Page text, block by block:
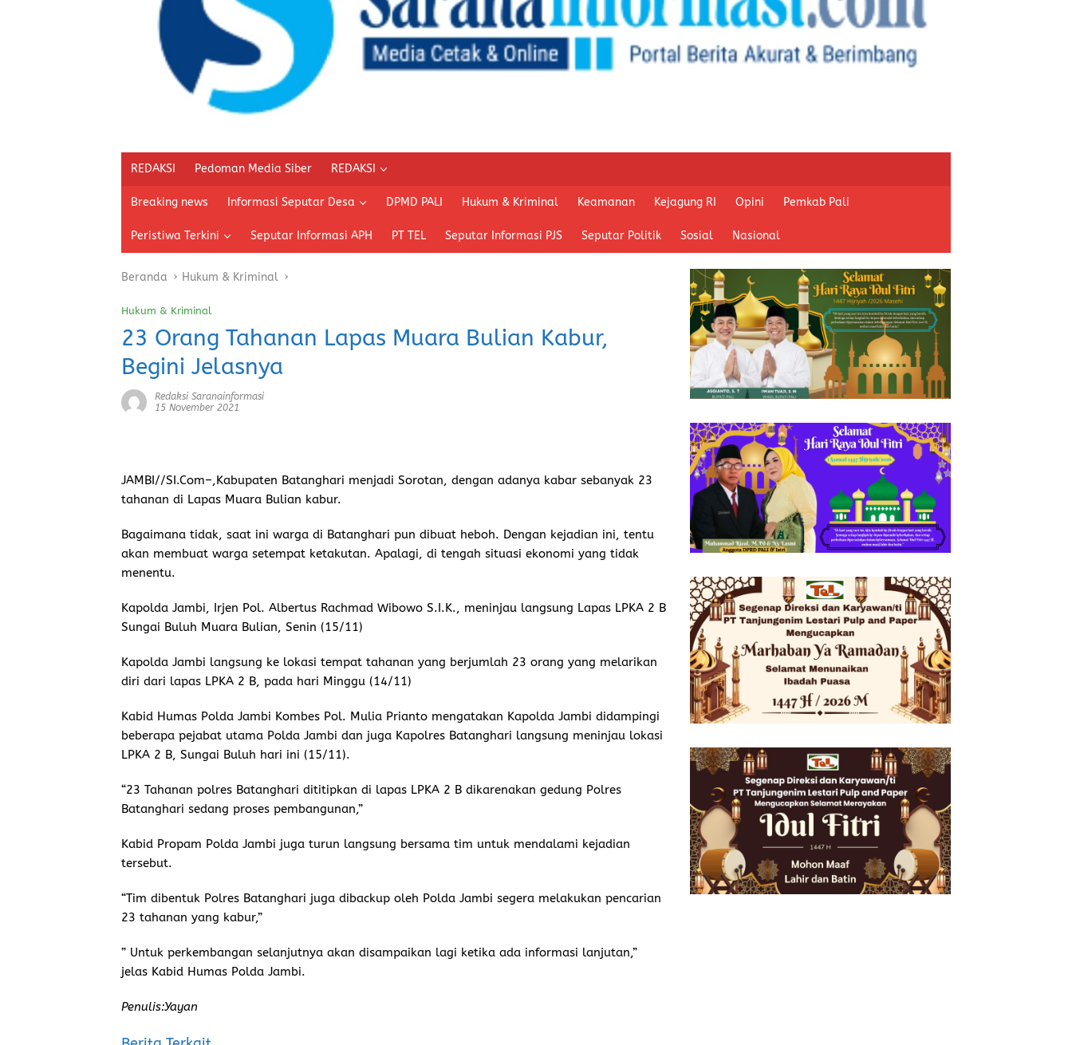
REDAKSI Pedoman Media Siber REDAKSI
Breaking news Informasi Seputar Desa DPMD PALI Hukum & Kriminal Keamanan Kejagung RI Opini Pemkab Pali
Peristiwa Terkini Seputar Informasi APH PT TEL Seputar Informasi PJS Seputar Politik Sosial Nasional
Beranda Hukum & Kriminal
Hukum & Kriminal
23 Orang Tahanan Lapas Muara Bulian Kabur,
Begini Jelasnya
Redaksi Saranainformasi
15 November 2021
JAMBI//SI.Com–,Kabupaten Batanghari menjadi Sorotan, dengan adanya kabar sebanyak 23
tahanan di Lapas Muara Bulian kabur.
Bagaimana tidak, saat ini warga di Batanghari pun dibuat heboh. Dengan kejadian ini, tentu
akan membuat warga setempat ketakutan. Apalagi, di tengah situasi ekonomi yang tidak
menentu.
Kapolda Jambi, Irjen Pol. Albertus Rachmad Wibowo S.I.K., meninjau langsung Lapas LPKA 2 B
Sungai Buluh Muara Bulian, Senin (15/11)
Kapolda Jambi langsung ke lokasi tempat tahanan yang berjumlah 23 orang yang melarikan
diri dari lapas LPKA 2 B, pada hari Minggu (14/11)
Kabid Humas Polda Jambi Kombes Pol. Mulia Prianto mengatakan Kapolda Jambi didampingi
beberapa pejabat utama Polda Jambi dan juga Kapolres Batanghari langsung meninjau lokasi
LPKA 2 B, Sungai Buluh hari ini (15/11).
“23 Tahanan polres Batanghari dititipkan di lapas LPKA 2 B dikarenakan gedung Polres
Batanghari sedang proses pembangunan,”
Kabid Propam Polda Jambi juga turun langsung bersama tim untuk mendalami kejadian
tersebut.
“Tim dibentuk Polres Batanghari juga dibackup oleh Polda Jambi segera melakukan pencarian
23 tahanan yang kabur,”
” Untuk perkembangan selanjutnya akan disampaikan lagi ketika ada informasi lanjutan,”
jelas Kabid Humas Polda Jambi.
Penulis:Yayan